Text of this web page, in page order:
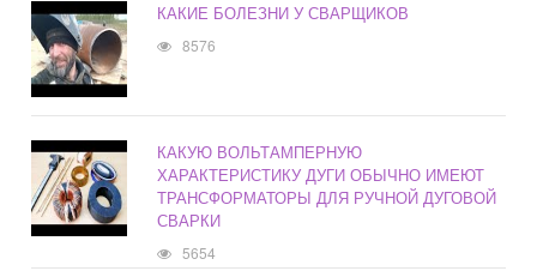
КАКИЕ БОЛЕЗНИ У СВАРЩИКОВ
8576
КАКУЮ ВОЛЬТАМПЕРНУЮ
ХАРАКТЕРИСТИКУ ДУГИ ОБЫЧНО ИМЕЮТ
ТРАНСФОРМАТОРЫ ДЛЯ РУЧНОЙ ДУГОВОЙ
СВАРКИ
5654